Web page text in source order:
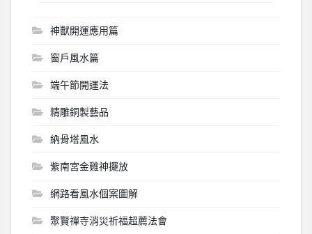
神獸開運應用篇
窗戶風水篇
端午節開運法
精雕銅製藝品
納骨塔風水
紫南宮金雞神擺放
網路看風水個案圖解
聚賢禪寺消災祈福超薦法會